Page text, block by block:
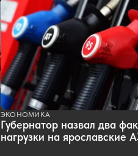
ЭКОНОМИКА
Губернатор назвал два
нагрузки на ярославские